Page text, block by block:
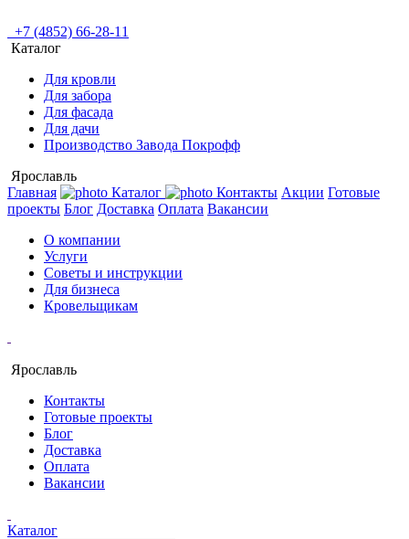
+7 (4852) 66-28-11
Каталог
Для кровли
Для забора
Для фасада
Для дачи
Производство Завода Покрофф
Ярославль
Главная
Каталог Контакты Акции Готовые
проекты Блог Доставка Оплата Вакансии
О компании
Услуги
Советы и инструкции
Для бизнеса
Кровельщикам
Ярославль
Контакты
Готовые проекты
Блог
Доставка
Оплата
Вакансии
Каталог